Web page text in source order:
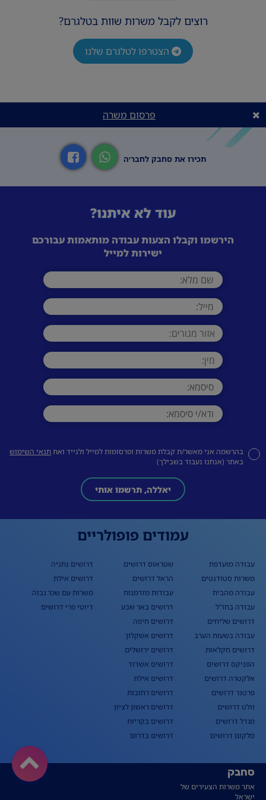
רוצים לקבל משרות שוות בטלגרם?
הצטרפו לטלגרם שלנו
פרסום משרה
תכירו את סחבק לחבר׳ה
עוד לא איתנו?
הירשמו וקבלו הצעות עבודה מותאמות עבורכם
ישירות למייל
בהרשמה אני מאשר/ת קבלת משרות ופרסומות למייל ולנייד ואתתנאי השימוש
באתר (אנחנו נעבוד בשבילך)
יאללה, תרשמו אותי
עמודים פופולריים
עבודה מועדפת
משרות סטודנטים
עבודה מהבית
עבודה בחו"ל
דרושים שליחים
עבודה בשעות הערב
דרושים חקלאות
הפניקס דרושים
אלקטרה דרושים
פרטנר דרושים
וולט דרושים
מגדל דרושים
סלקום דרושים
שטראוס דרושים
הראל דרושים
עבודות מזדמנות
דרושים באר שבע
דרושים חיפה
דרושים אשקלון
דרושים ירושלים
דרושים אשדוד
דרושים אילת
דרושים רחובות
דרושים ראשון לציון
דרושים בקריות
דרושים בדרום
דרושים נתניה
דרושים אילת
משרות עם שכר גבוה
דיוטי פרי דרושים
סחבק
אתר משרות הצעירים של
ישראל